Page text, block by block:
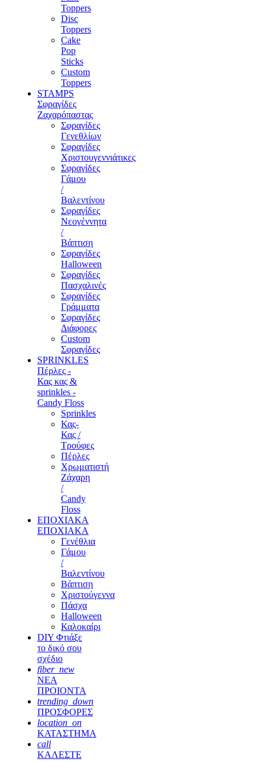
Toppers
Disc
Toppers
Cake
Pop
Sticks
Custom
Toppers
STAMPS
Σφραγίδες
Ζαχαρόπαστας
Σφραγίδες
Γενεθλίων
Σφραγίδες
Χριστουγεννιάτικες
Σφραγίδες
Γάμου
/
Βαλεντίνου
Σφραγίδες
Νεογέννητα
/
Βάπτιση
Σφραγίδες
Halloween
Σφραγίδες
Πασχαλινές
Σφραγίδες
Γράμματα
Σφραγίδες
Διάφορες
Custom
Σφραγίδες
SPRINKLES
Πέρλες -
Κας κας &
sprinkles -
Candy Floss
Sprinkles
Κας-
Κας /
Τρούφες
Πέρλες
Χρωματιστή
Ζάχαρη
/
Candy
Floss
ΕΠΟΧΙΑΚΑ
ΕΠΟΧΙΑΚΑ
Γενέθλια
Γάμου
/
Βαλεντίνου
Βάπτιση
Χριστούγεννα
Πάσχα
Halloween
Καλοκαίρι
DIY Φτιάξε
το δικό σου
σχέδιο
fiber_new
ΝΕΑ
ΠΡΟΙΟΝΤΑ
trending_down
ΠΡΟΣΦΟΡΕΣ
location_on
ΚΑΤΑΣΤΗΜΑ
call
ΚΑΛΕΣΤΕ